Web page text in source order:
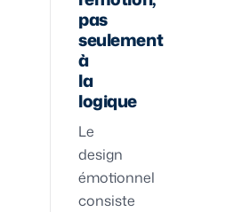
pas
seulement
à
la
logique
Le
design
émotionnel
consiste